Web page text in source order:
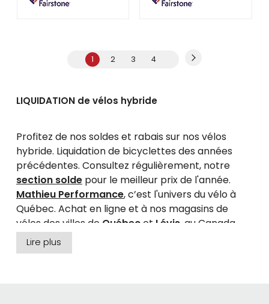
1 2 3 4
LIQUIDATION de vélos hybride
Profitez de nos soldes et rabais sur nos vélos
hybride. Liquidation de bicyclettes des années
précédentes. Consultez régulièrement, notre
section soldepour le meilleur prix de l'année.
Mathieu Performance, c’est l'univers du vélo à
Québec. Achat en ligne et à nos magasins de
vélos des villes de Québecet Lévis , au Canada.
Lire plus